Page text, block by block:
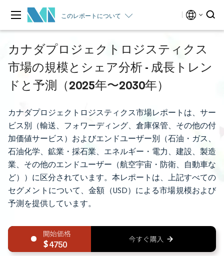
このレポートについて
カナダプロジェクトロジスティクス
市場の規模とシェア分析 - 成長トレン
ドと予測（2025年〜2030年）
カナダプロジェクトロジスティクス市場レポートは、サー
ビス別（輸送、フォワーディング、倉庫保管、その他の付
加価値サービス）およびエンドユーザー別（石油・ガス、
石油化学、鉱業・採石業、エネルギー・電力、建設、製造
業、その他のエンドユーザー（航空宇宙・防衛、自動車な
ど））に区分されています。本レポートは、上記すべての
セグメントについて、金額（USD）による市場規模および
予測を提供しています。
4750